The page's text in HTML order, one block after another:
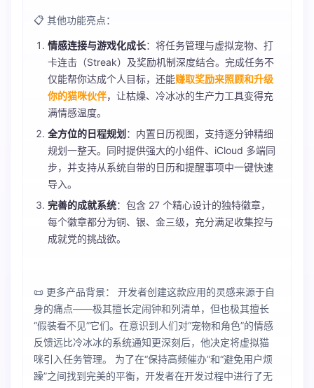
📋 其他功能亮点：
情感连接与游戏化成长：将任务管理与虚拟宠物、打
卡连击（Streak）及奖励机制深度结合。完成任务不
仅能帮你达成个人目标，还能赚取奖励来照顾和升级
你的猫咪伙伴，让枯燥、冷冰冰的生产力工具变得充
满情感温度。
全方位的日程规划 ：内置日历视图，支持逐分钟精细
规划一整天。同时提供强大的小组件、iCloud 多端同
步，并支持从系统自带的日历和提醒事项中一键快速
导入。
完善的成就系统：包含 27 个精心设计的独特徽章，
每个徽章都分为铜、银、金三级，充分满足收集控与
成就党的挑战欲。
📜 更多产品背景： 开发者创建这款应用的灵感来源于自
身的痛点——极其擅长定闹钟和列清单，但也极其擅长
“假装看不见”它们。在意识到人们对“宠物和角色”的情感
反馈远比冷冰冰的系统通知更深刻后，他决定将虚拟猫
咪引入任务管理。 为了在“保持高频催办”和“避免用户烦
躁”之间找到完美的平衡，开发者在开发过程中进行了无